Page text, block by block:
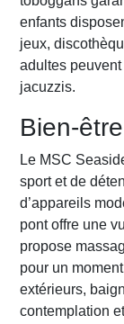
enfants
jeux,
adultes
jacuzzis.
Bien-
Le MSC
sport et de
d’appareils
pont offre une
propose
pour un
extérieurs,
contemplation